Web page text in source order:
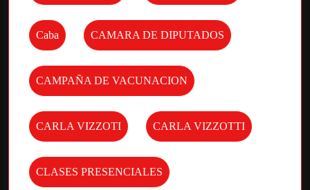
Caba CAMARA DE DIPUTADOS
CAMPAÑA DE VACUNACION
CARLA VIZZOTI CARLA VIZZOTTI
CLASES PRESENCIALES